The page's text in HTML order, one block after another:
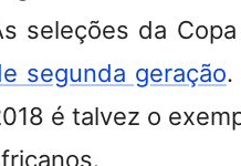
seleções da
segunda geração.
é talvez o